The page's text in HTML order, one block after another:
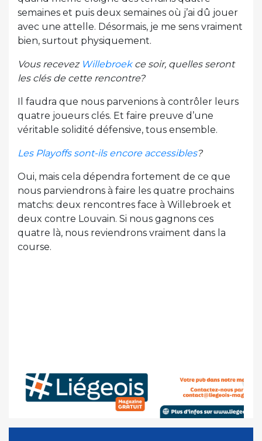
semaines et puis deux semaines où j’ai dû jouer
avec une attelle. Désormais, je me sens vraiment
bien, surtout physiquement.
Vous recevez Willebroekce soir, quelles seront
les clés de cette rencontre?
Il faudra que nous parvenions à contrôler leurs
quatre joueurs clés. Et faire preuve d’une
véritable solidité défensive, tous ensemble.
Les Playoffs sont-ils encore accessibles?
Oui, mais cela dépendra fortement de ce que
nous parviendrons à faire les quatre prochains
matchs: deux rencontres face à Willebroek et
deux contre Louvain. Si nous gagnons ces
quatre là, nous reviendrons vraiment dans la
course.